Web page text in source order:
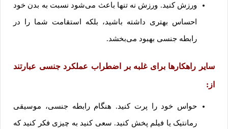
ورزش کنید. ورزش نه تنها باعث می‌شود نسبت به بدن خود
احساس بهتری داشته باشید، بلکه استقامت شما را در
رابطه جنسی بهبود می‌بخشد.
سایر راهکارها برای غلبه بر اضطراب عملکرد جنسی عبارتند
از:
حواس خود را پرت کنید. هنگام رابطه جنسی، موسیقی
رمانتیک یا فیلم پخش کنید. سعی کنید به چیزی فکر کنید که